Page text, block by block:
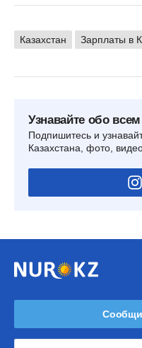
Казахстан Зарплаты в
Узнавайте обо
Подпишитесь и
Казахстана, фото,